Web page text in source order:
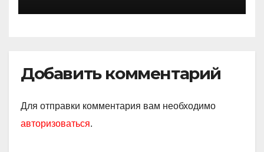
Добавить комментарий
Для отправки комментария вам необходимо
авторизоваться.